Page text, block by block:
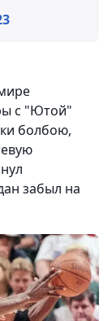
с "Ютой"
болбою,
забыл на